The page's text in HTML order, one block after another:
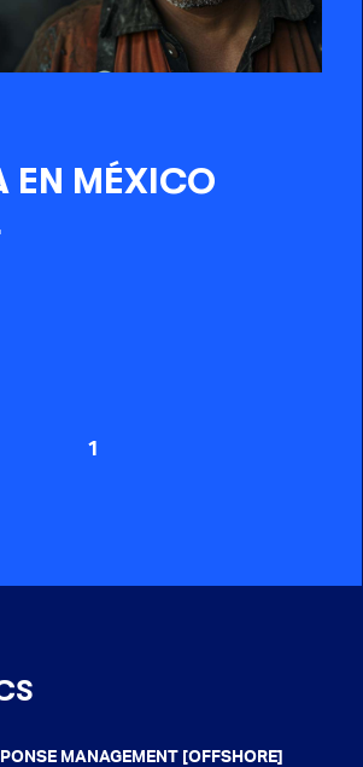
EN MÉXICO
1
MANAGEMENT [OFFSHORE]